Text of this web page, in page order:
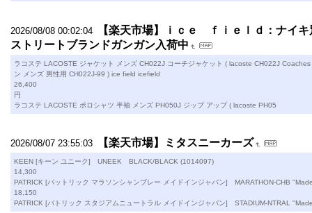
2026/08/08 00:02:04
【楽天市場】ｉｃｅ ｆｉｅｌｄ：ナイ
ストリートブランドガンガン入荷中
ラコステ LACOSTE ジャケット メンズ CH022J コーチジャケット ( lacoste CH022J
ン メンズ 男性用 CH022J-99 ) ice field icefield
26,400
円
ラコステ LACOSTE ポロシャツ 半袖 メンズ PH050J ジップ アップ ( lacoste PH05
2026/08/07 23:55:03 【楽天市場】ミタスニーカーズ
KEEN [キーン ユニーク] UNEEK BLACK/BLACK (1014097)
14,300
PATRICK [パットリック マラソンシャンブレー メイドインジャパン] MARATHON-CHB
18,150
PATRICK [パトリック スタジアムニュートラル メイドインジャパン] STADIUM-NTRAL